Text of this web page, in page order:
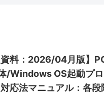
資料：2026/04月版】
/Windows OS起動プ
応法マニュアル：各段